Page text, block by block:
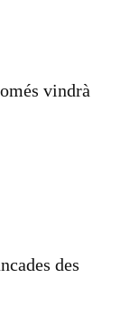
vindrà
des